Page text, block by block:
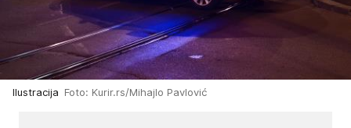
Ilustracija Foto: Kurir.rs/Mihajlo Pavlović